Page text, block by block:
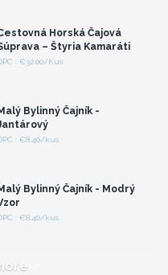
Horská Čajová
– Štyria Kamaráti
: €32.00/Kus
Prihláste sa alebo
Bylinný Čajník -
: €8.40/kus
Prihláste sa alebo
Bylinný Čajník - Modrý
: €8.40/kus